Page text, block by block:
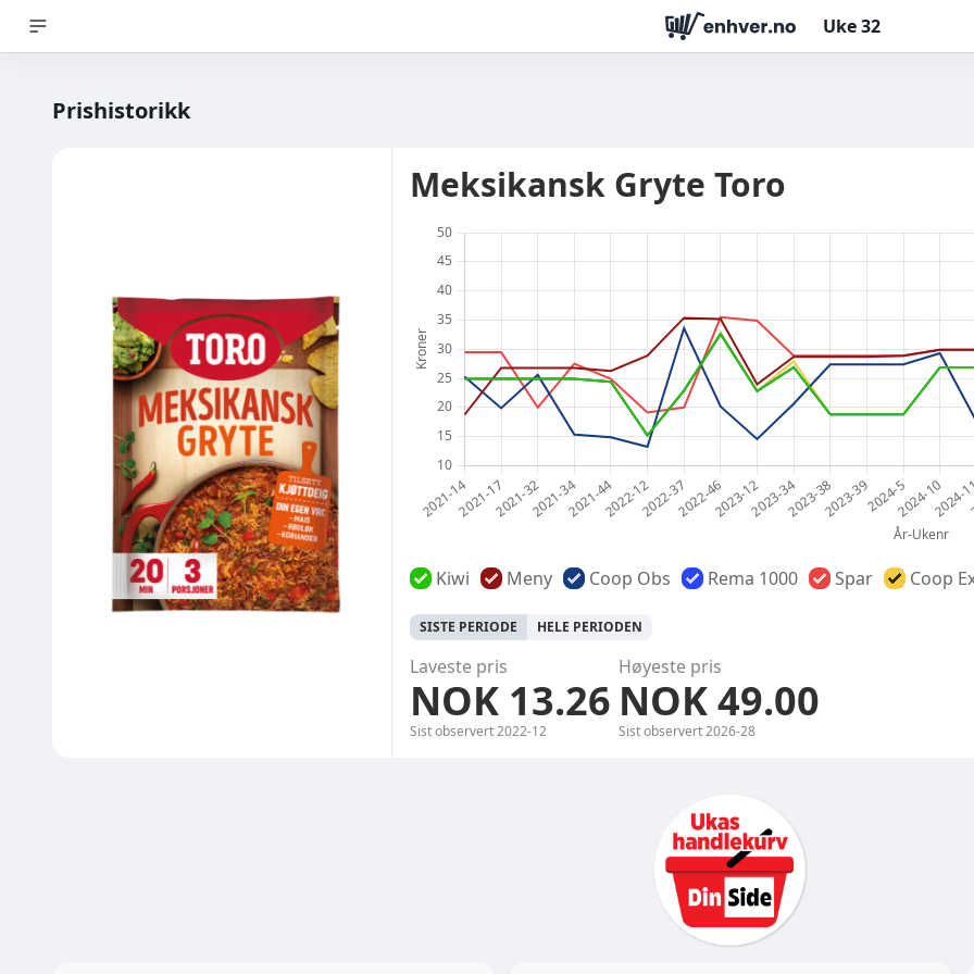
Uke32
Prishistorikk
Meksikansk Gryte Toro
Kiwi Meny Coop Obs Rema 1000 Spar Coop
SISTE PERIODE HELE PERIODEN
Laveste pris
NOK 13.26
Sist observert2022-12
Høyeste pris
NOK 49.00
Sist observert2026-28